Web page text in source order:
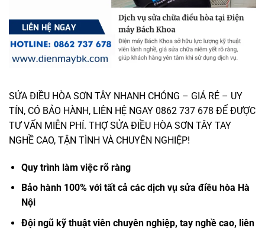
SỬA ĐIỀU HÒA SƠN TÂY NHANH CHÓNG – GIÁ RẺ – UY
TÍN, CÓ BẢO HÀNH, LIÊN HỆ NGAY 0862 737 678 ĐỂ ĐƯỢC
TƯ VẤN MIỄN PHÍ. THỢ SỬA ĐIỀU HÒA SƠN TÂY TAY
NGHỀ CAO, TẬN TÌNH VÀ CHUYÊN NGHIỆP!
Quy trình làm việc rõ ràng
Bảo hành 100% với tất cả các dịch vụ sửa điều hòa Hà
Nội
Đội ngũ kỹ thuật viên chuyên nghiệp, tay nghề cao, liên